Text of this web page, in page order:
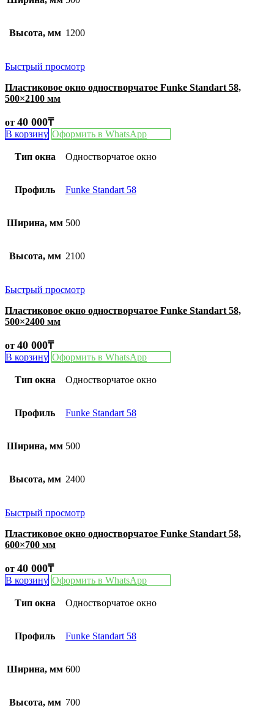
Высота, мм 1200
Быстрый просмотр
Пластиковое окно одностворчатое Funke Standart 58,
500×2100 мм
от 40 000₸
В корзину Оформить в WhatsApp
Тип окна Одностворчатое окно
Профиль Funke Standart 58
Ширина, мм 500
Высота, мм 2100
Быстрый просмотр
Пластиковое окно одностворчатое Funke Standart 58,
500×2400 мм
от 40 000₸
В корзину Оформить в WhatsApp
Тип окна Одностворчатое окно
Профиль Funke Standart 58
Ширина, мм 500
Высота, мм 2400
Быстрый просмотр
Пластиковое окно одностворчатое Funke Standart 58,
600×700 мм
от 40 000₸
В корзину Оформить в WhatsApp
Тип окна Одностворчатое окно
Профиль Funke Standart 58
Ширина, мм 600
Высота, мм 700